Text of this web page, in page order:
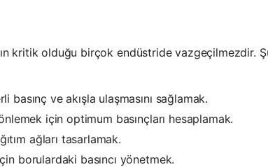
kritik olduğu birçok endüstride vazgeçilmezdir.
ve akışla ulaşmasını sağlamak.
önlemek için optimum basınçları hesaplamak.
ağları tasarlamak.
borulardaki basıncı yönetmek.